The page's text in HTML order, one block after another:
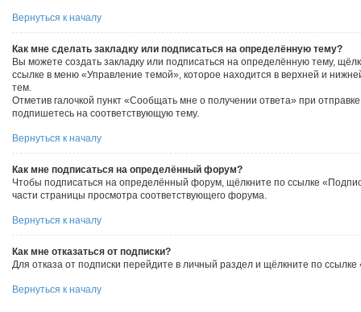
Вернуться к началу
Как мне сделать закладку или подписаться на определённую тему?
Вы можете создать закладку или подписаться на определённую тему,
ссылке в меню «Управление темой», которое находится в верхней и
тем.
Отметив галочкой пункт «Сообщать мне о получении ответа» при
подпишетесь на соответствующую тему.
Вернуться к началу
Как мне подписаться на определённый форум?
Чтобы подписаться на определённый форум, щёлкните по ссылке
части страницы просмотра соответствующего форума.
Вернуться к началу
Как мне отказаться от подписки?
Для отказа от подписки перейдите в личный раздел и щёлкните по ссылке
Вернуться к началу